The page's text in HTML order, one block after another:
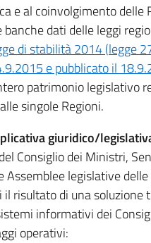
e al coinvolgimento
dati delle leggi
di stabilità 2014 (legge
e pubblicato il
patrimonio
singole Regioni.
giuridico/
Consiglio dei Ministri,
Assemblee legislative
risultato di una
informativi dei
operativi: